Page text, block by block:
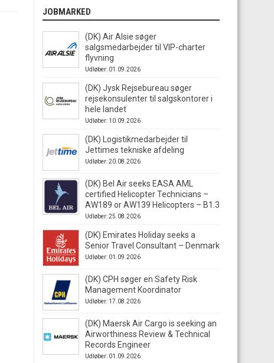
JOBMARKED
(DK) Air Alsie søger
salgsmedarbejder til VIP-charter
flyvning
Udløber: 01.09.2026
(DK) Jysk Rejsebureau søger
rejsekonsulenter til salgskontorer i
hele landet
Udløber: 10.09.2026
(DK) Logistikmedarbejder til
Jettimes tekniske afdeling
Udløber: 20.08.2026
(DK) Bel Air seeks EASA AML
certified Helicopter Technicians –
AW189 or AW139 Helicopters – B1.3
Udløber: 25.08.2026
(DK) Emirates Holiday seeks a
Senior Travel Consultant – Denmark
Udløber: 01.09.2026
(DK) CPH søger en Safety Risk
Management Koordinator
Udløber: 17.08.2026
(DK) Maersk Air Cargo is seeking an
Airworthiness Review & Technical
Records Engineer
Udløber: 01.09.2026